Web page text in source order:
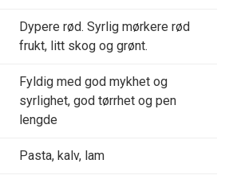
Dypere rød. Syrlig mørkere rød
frukt, litt skog og grønt.
Fyldig med god mykhet og
syrlighet, god tørrhet og pen
lengde
Pasta, kalv, lam